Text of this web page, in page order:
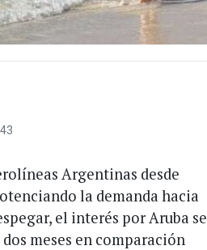
Argentinas desde
la demanda hacia
el interés por Aruba se
meses en comparación